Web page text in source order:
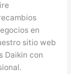
en
sitio web
Daikin con